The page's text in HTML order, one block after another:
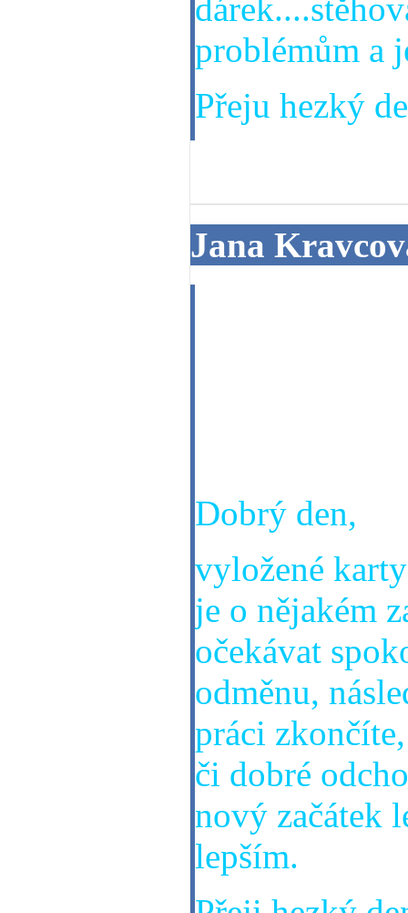
problémům a
Přeju hezký
Jana
Dobrý den,
vyložené
je o nějakém
očekávat
odměnu,
práci
či dobré
nový začátek
lepším.